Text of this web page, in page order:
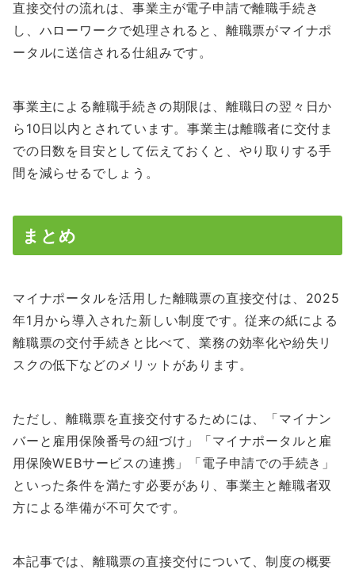
直接交付の流れは、事業主が電子申請で離職手続き
し、ハローワークで処理されると、離職票がマイナポ
ータルに送信される仕組みです。
事業主による離職手続きの期限は、離職日の翌々日か
ら10日以内とされています。事業主は離職者に交付ま
での日数を目安として伝えておくと、やり取りする手
間を減らせるでしょう。
まとめ
マイナポータルを活用した離職票の直接交付は、2025
年1月から導入された新しい制度です。従来の紙による
離職票の交付手続きと比べて、業務の効率化や紛失リ
スクの低下などのメリットがあります。
ただし、離職票を直接交付するためには、「マイナン
バーと雇用保険番号の紐づけ」「マイナポータルと雇
用保険WEBサービスの連携」「電子申請での手続き」
といった条件を満たす必要があり、事業主と離職者双
方による準備が不可欠です。
本記事では、離職票の直接交付について、制度の概要